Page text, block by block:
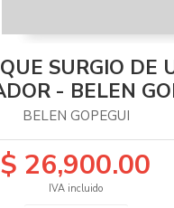
SURGIO DE
- BELEN
BELEN GOPEGUI
$ 26,900.00
IVA incluido